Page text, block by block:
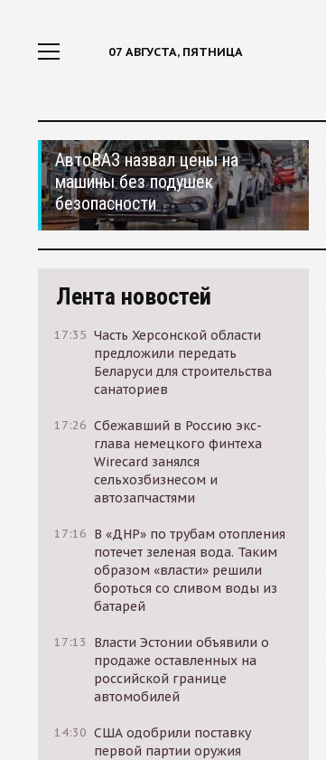
07 АВГУСТА, ПЯТНИЦА
АвтоВАЗ назвал цены на
машины без подушек
безопасности
Лента новостей
17:35 Часть Херсонской области
предложили передать
Беларуси для строительства
санаториев
17:26 Сбежавший в Россию экс-
глава немецкого финтеха
Wirecard занялся
сельхозбизнесом и
автозапчастями
17:16 В «ДНР» по трубам отопления
потечет зеленая вода. Таким
образом «власти» решили
бороться со сливом воды из
батарей
17:13
Власти Эстонии объявили о
продаже оставленных на
российской границе
автомобилей
14:30 США одобрили поставку
первой партии оружия